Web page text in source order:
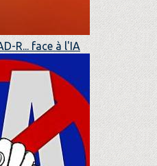
R... face à l'IA